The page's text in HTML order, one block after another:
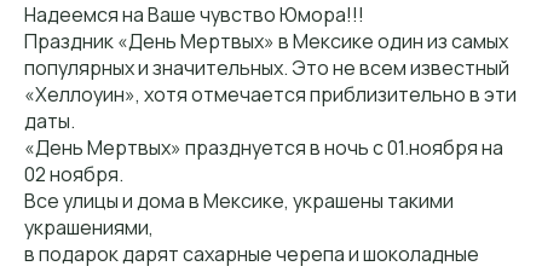
Надеемся на Ваше чувство Юмора!!!
Праздник «День Мертвых» в Мексике один из самых
популярных и значительных. Это не всем известный
«Хеллоуин», хотя отмечается приблизительно в эти
даты.
«День Мертвых» празднуется в ночь с 01.ноября на
02 ноября.
Все улицы и дома в Мексике, украшены такими
украшениями,
в подарок дарят сахарные черепа и шоколадные